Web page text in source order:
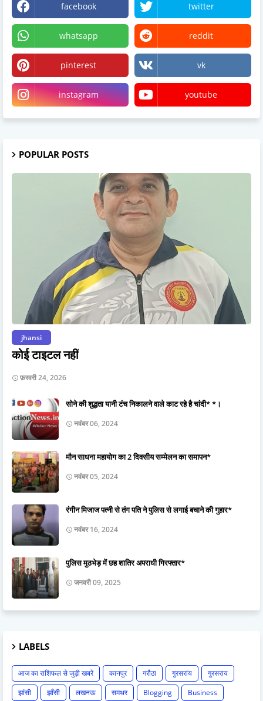
facebook twitter
whatsapp reddit
pinterest vk
instagram youtube
POPULAR POSTS
jhansi
कोई टाइटल नहीं
फ़रवरी 24, 2026
सोने की शुद्धता यानी टंच निकालने वाले काट रहे है चांदी* *।
नवंबर 06, 2024
मौन साधना महायोग का 2 दिवसीय सम्मेलन का समापन*
नवंबर 05, 2024
रंगीन मिजाज पत्नी से तंग पति ने पुलिस से लगाई बचाने की गुहार*
नवंबर 16, 2024
पुलिस मुठभेड़ में छह शातिर अपराधी गिरफ्तार*
जनवरी 09, 2025
LABELS
आज का राशिफल से जुड़ी खबरें कानपुर गरौठा गुरसरांय
गुरसराय
झांसी
झाँसी लखनऊ समथर Blogging
Business